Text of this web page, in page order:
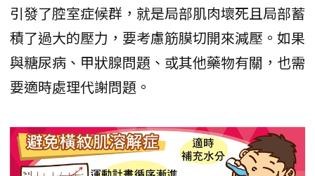
引發了腔室症候群，就是局部肌肉壞死且局部蓄
積了過大的壓力，要考慮筋膜切開來減壓。如果
與糖尿病、甲狀腺問題、或其他藥物有關，也需
要適時處理代謝問題。